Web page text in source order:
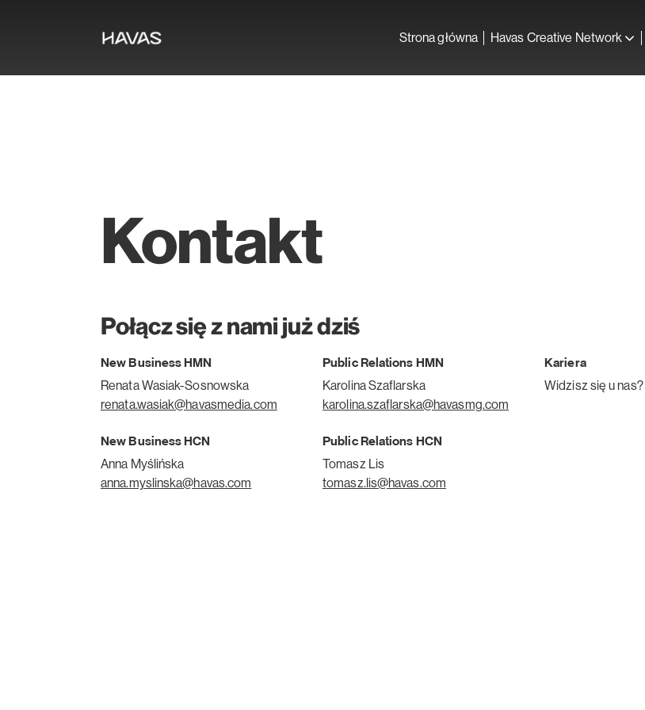
Strona główna Havas Creative Network
Kontakt
Połącz się z nami już dziś
New Business HMN
Renata Wasiak-Sosnowska
renata.wasiak@havasmedia.com
New Business HCN
Anna Myślińska
anna.myslinska@havas.com
Public Relations HMN
Karolina Szaflarska
karolina.szaflarska@havasmg.com
Public Relations HCN
Tomasz Lis
tomasz.lis@havas.com
Kariera
Widzisz się u nas?